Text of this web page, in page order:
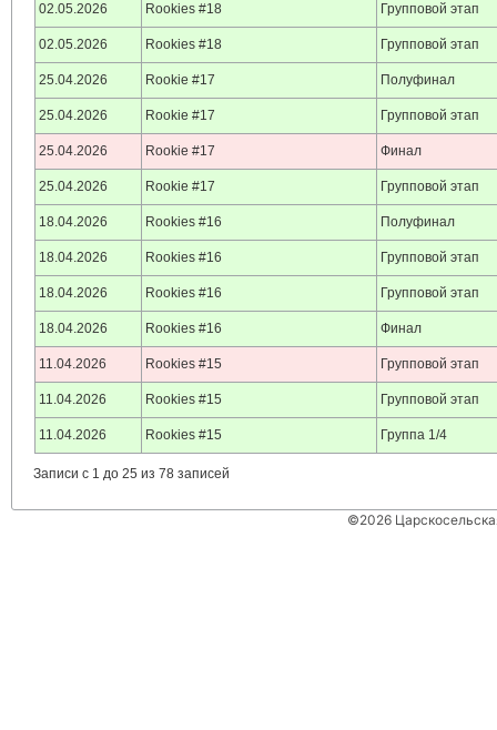
02.05.2026 Rookies #18 Групповой этап
02.05.2026 Rookies #18 Групповой этап
25.04.2026 Rookie #17 Полуфинал
25.04.2026 Rookie #17 Групповой этап
25.04.2026 Rookie #17 Финал
25.04.2026 Rookie #17 Групповой этап
18.04.2026 Rookies #16 Полуфинал
18.04.2026 Rookies #16 Групповой этап
18.04.2026 Rookies #16 Групповой этап
18.04.2026 Rookies #16 Финал
11.04.2026 Rookies #15 Групповой этап
11.04.2026 Rookies #15 Групповой этап
11.04.2026 Rookies #15 Группа 1/4
Записи с 1 до 25 из 78 записей
©2026